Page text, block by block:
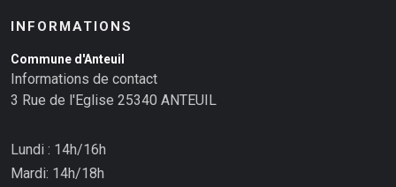
INFORMATIONS
Commune d'Anteuil
Informations de contact
3 Rue de l'Eglise 25340 ANTEUIL
Lundi : 14h/16h
Mardi: 14h/18h